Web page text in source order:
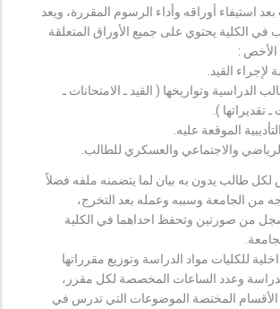
بعد استيفاء أوراقه وأداء الرسوم المقررة، ويعد
الكلية يحتوي على جميع الأوراق المتعلقة
الأخص :
لإجراء القيد.
الدراسية وتواريخها ( القيد ـ الامتحانات ـ
ـ تقديراتها ).
الموقعة عليه.
والاجتماعي والعسكري للطالب.
طالب يدون به بيان لما يتضمنه ملفه فضلاً
من الجامعة وسببه وعمله بعد التخرج،
من صورتين وتحفظ احداهما في الكلية
للكليات مواد الدراسة وتوزيع مقرراتها
وعدد الساعات المخصصة لكل مقرر،
المختصة الموضوعات التي تدرس في